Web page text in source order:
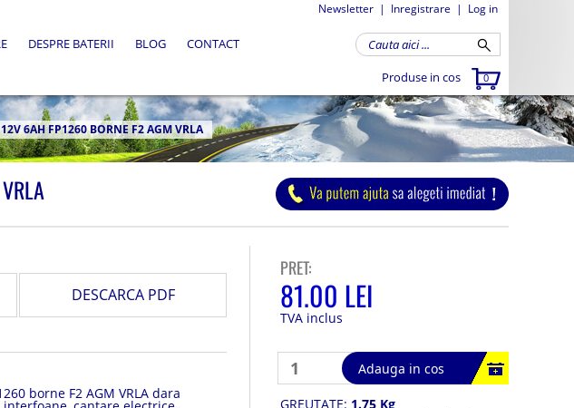
Newsletter | Inregistrare | Log in
Produse in cos 0
DESPRE BATERII BLOG CONTACT
6AH FP1260 BORNE F2 AGM VRLA
DESCARCA PDF
borne F2 AGM VRLA dara
PRET:
81.00 LEI
TVA inclus
Adauga in cos
GREUTATE: 1.75 Kg